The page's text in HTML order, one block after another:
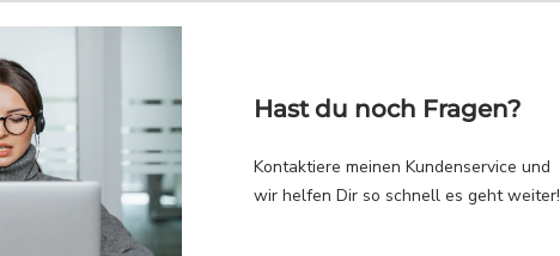
Hast du noch Fragen?
Kontaktiere meinen Kundenservice und
wir helfen Dir so schnell es geht weiter!